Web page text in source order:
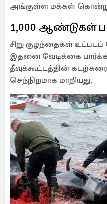
அங்குள்ள மக்கள் கொன்று
1,000 ஆண்டுகள்
சிறு குழந்தைகள்
இதனை வேடிக்கை
தீவுக்கூட்டத்தின்
செந்நிறமாக மாறியது.